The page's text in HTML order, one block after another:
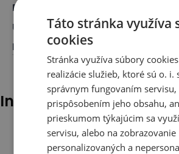
Pre koho
Určenie: Šľapky
Farba
Béžová
Iní klienti tiež pozerali
Táto stránka využíva
cookies
Stránka využíva súbory
realizácie služieb, ktoré sú o. i.
správnym fungovaním servisu,
prispôsobením jeho obsahu,
prieskumom týkajúcim sa
servisu, alebo na zobrazovanie
personalizovaných a